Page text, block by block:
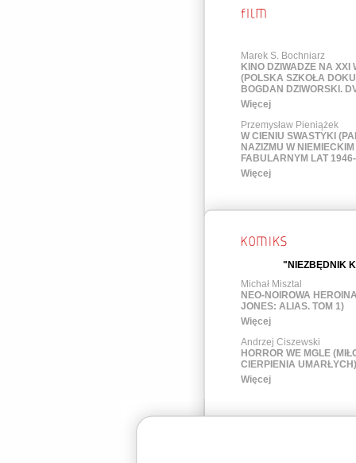
Marek S. Bochniarz
KINO DZIWADZE NA XXI
(POLSKA SZKOŁA
BOGDAN DZIWORSKI.
Więcej
Przemysław Pieniążek
W CIENIU SWASTYKI
NAZIZMU W
FABULARNYM LAT
Więcej
"NIEZBĘDNIK
Michał Misztal
NEO-NOIROWA
JONES: ALIAS. TOM 1)
Więcej
Andrzej Ciszewski
HORROR WE MGLE
CIERPIENIA UMARŁYCH)
Więcej